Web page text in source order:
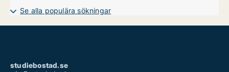
Se alla populära sökningar
studiebostad.se